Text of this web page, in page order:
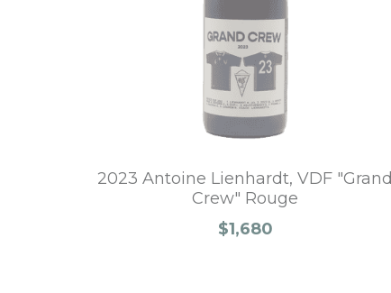
2023 Antoine Lienhardt, VDF "Grand
Crew" Rouge
$1,680